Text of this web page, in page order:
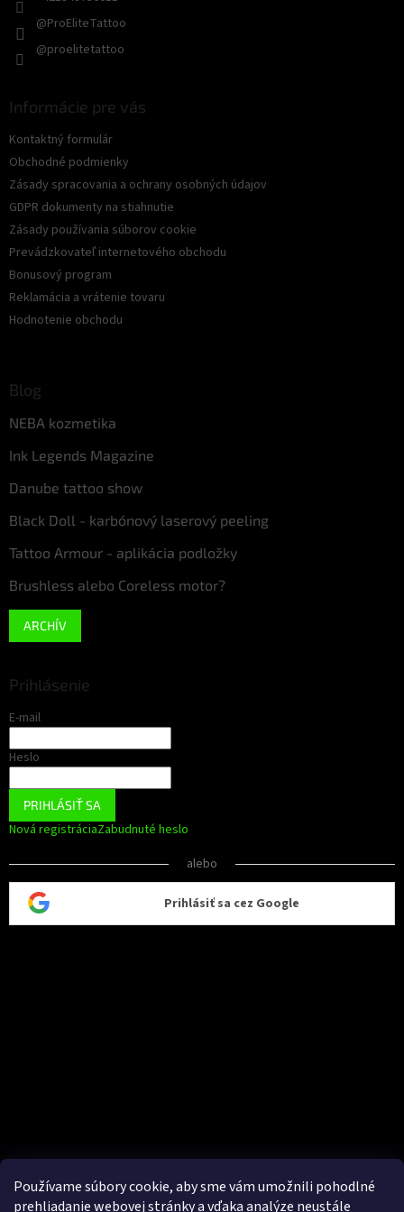
Používame súbory cookie, aby sme vám umožnili pohodlné
prehliadanie webovej stránky a vďaka analýze neustále
@ProEliteTattoo
@proelitetattoo
Informácie pre vás
Kontaktný formulár
Obchodné podmienky
Zásady spracovania a ochrany osobných údajov
GDPR dokumenty na stiahnutie
Zásady používania súborov cookie
Prevádzkovateľ internetového obchodu
Bonusový program
Reklamácia a vrátenie tovaru
Hodnotenie obchodu
Blog
NEBA kozmetika
Ink Legends Magazine
Danube tattoo show
Black Doll - karbónový laserový peeling
Tattoo Armour - aplikácia podložky
Brushless alebo Coreless motor?
ARCHÍV
Prihlásenie
E-mail
Heslo
PRIHLÁSIŤ SA
Nová registráciaZabudnuté heslo
alebo
Prihlásiť sa cez Google